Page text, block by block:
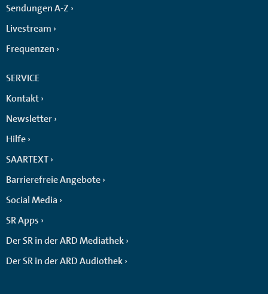
Sendungen A-Z
Livestream
Frequenzen
SERVICE
Kontakt
Newsletter
Hilfe
SAARTEXT
Barrierefreie Angebote
Social Media
SR Apps
Der SR in der ARD Mediathek
Der SR in der ARD Audiothek